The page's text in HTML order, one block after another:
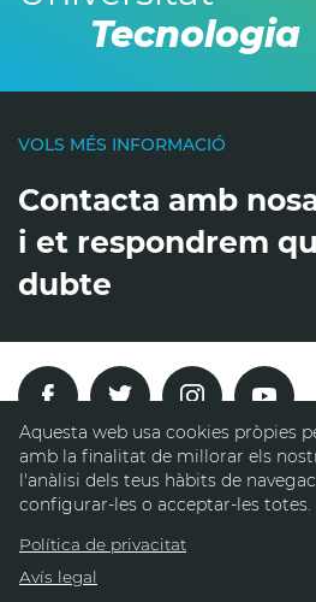
Tecnologia
Aquesta web usa cookies pròpies
amb la finalitat de millorar els
l'anàlisi dels teus hàbits de
configurar-les o acceptar-les totes.
Política de privacitat
Avís legal
VOLS MÉS INFORMACIÓ
Contacta amb
i et respondrem
dubte
Pl. Francesc Layret, s/n
08290 Cerdanyola del Vallès,
contacte@contacte.com